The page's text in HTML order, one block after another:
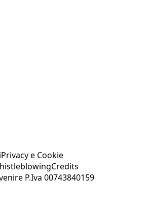
Privacy e Cookie
Credits
P.Iva 00743840159